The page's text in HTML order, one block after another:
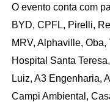
O evento conta com
BYD, CPFL, Pirelli,
MRV, Alphaville,
Hospital Santa
Luiz, A3 Engenharia,
Campi Ambiental,